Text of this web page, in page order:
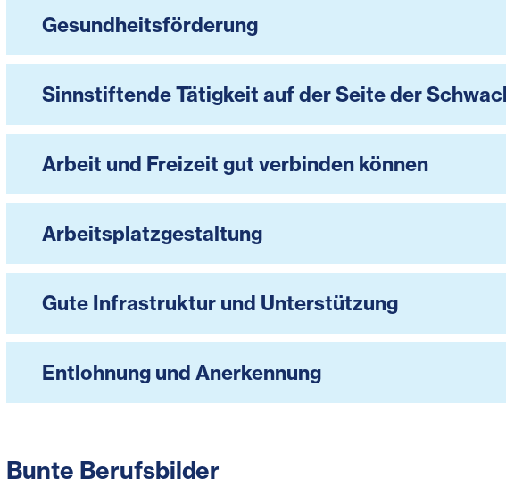
Gesundheitsförderung
Sinnstiftende Tätigkeit auf der Seite der
Arbeit und Freizeit gut verbinden können
Arbeitsplatzgestaltung
Gute Infrastruktur und Unterstützung
Entlohnung und Anerkennung
Bunte Berufsbilder